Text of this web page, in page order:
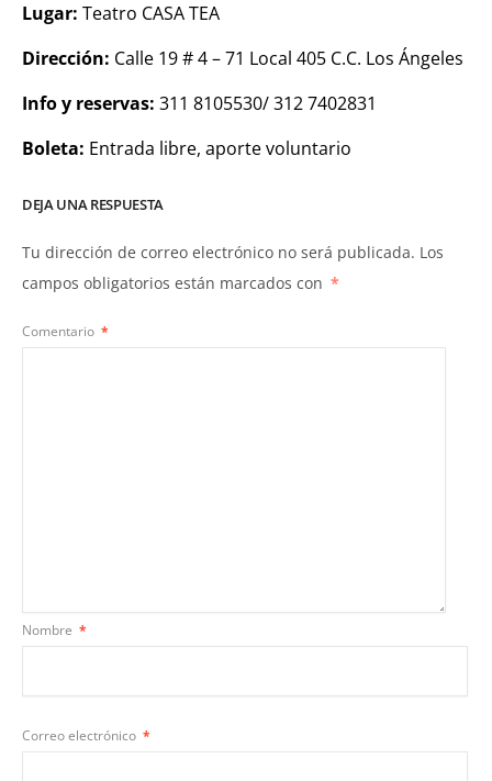
Lugar: Teatro CASA TEA
Dirección: Calle 19 # 4 – 71 Local 405 C.C. Los Ángeles
Info y reservas: 311 8105530/ 312 7402831
Boleta: Entrada libre, aporte voluntario
DEJA UNA RESPUESTA
Tu dirección de correo electrónico no será publicada. Los
campos obligatorios están marcados con *
Comentario *
Nombre *
Correo electrónico *